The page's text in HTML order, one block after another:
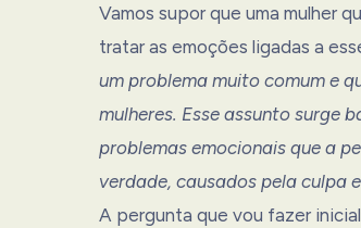
Vamos supor que uma mulher
tratar as emoções ligadas a
um problema muito comum e
mulheres. Esse assunto surge
problemas emocionais que a
verdade, causados pela culpa
A pergunta que vou fazer